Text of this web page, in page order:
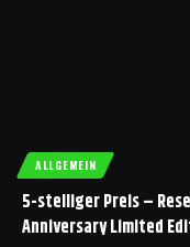
ALLGEMEIN
5-stelliger Preis –
Anniversary Limited